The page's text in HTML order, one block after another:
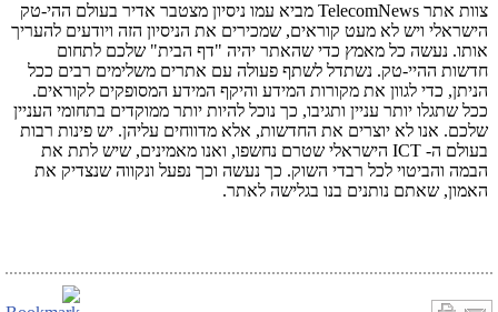
צוות אתר TelecomNews מביא עמו ניסיון מצטבר אדיר בעולם ההי-טק
הישראלי ויש לא מעט קוראים, שמכירים את הניסיון הזה ויודעים להעריך
אותו. נעשה כל מאמץ כדי שהאתר יהיה "דף הבית" שלכם לתחום
חדשות ההיי-טק. נשתדל לשתף פעולה עם אתרים משלימים רבים ככל
הניתן, כדי לגוון את מקורות המידע והיקף המידע המסופקים לקוראים.
ככל שתגלו יותר עניין ותגיבו, כך נוכל להיות יותר ממוקדים בתחומי העניין
שלכם. אנו לא יוצרים את החדשות, אלא מדווחים עליהן. יש פינות רבות
בעולם ה- ICT הישראלי שטרם נחשפו, ואנו מאמינים, שיש לתת את
הבמה והביטוי לכל רבדי השוק. כך נעשה וכך נפעל ונקווה שנצדיק את
האמון, שאתם נותנים בנו בגלישה לאתר.